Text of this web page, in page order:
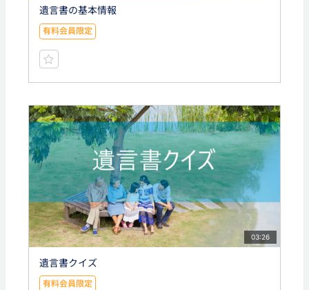
遺言書の基本情報
有料会員限定
03:26
遺言書クイズ
有料会員限定